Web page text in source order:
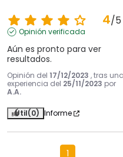
4/5
Opinión verificada
Aún es pronto para ver
resultados.
Opinión del 17/12/2023 , tras
experiencia del 25/11/2023 por
A.A.
Útil(0) Informe
1